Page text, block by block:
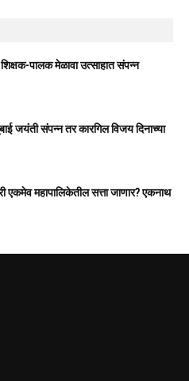
शिक्षक-पालक मेळावा उत्साहात संपन्न
जयंती संपन्न तर कारगिल विजय दिनाच्या
एकमेव महापालिकेतील सत्ता जाणार? एकनाथ